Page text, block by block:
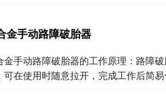
金手动路障破胎器
金手动路障破胎器的工作原理：路障
可在使用时随意拉开，完成工作后简